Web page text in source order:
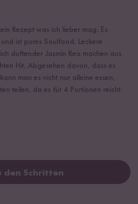
Rezept was ich lieber mag. Es
ist pures Soulfood. Leckere
duftender Jasmin Reis machen aus
Hit. Abgesehen davon, dass es
man es nicht nur alleine essen,
teilen, da es für 4 Portionen reicht.
den Schritten